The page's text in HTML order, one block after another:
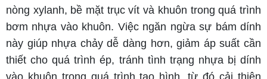
nòng xylanh, bề mặt trục vít và khuôn trong quá trình
bơm nhựa vào khuôn. Việc ngăn ngừa sự bám dính
này giúp nhựa chảy dễ dàng hơn, giảm áp suất cần
thiết cho quá trình ép, tránh tình trạng nhựa bị dính
vào khuôn trong quá trình tạo hình, từ đó cải thiện